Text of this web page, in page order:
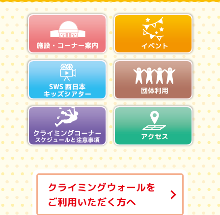
施設・コーナー案内 イベ
SWS西日本キッズシアター団体
クライミングコーナースケジ
アク
クライミングウォールを
ご利用いただく方へ